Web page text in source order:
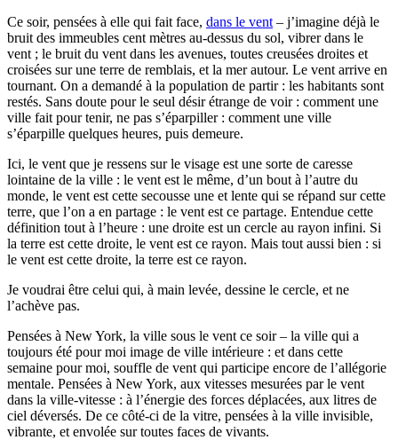
Ce soir, pensées à elle qui fait face, dans le vent – j’imagine déjà le
bruit des immeubles cent mètres au-dessus du sol, vibrer dans le
vent ; le bruit du vent dans les avenues, toutes creusées droites et
croisées sur une terre de remblais, et la mer autour. Le vent arrive en
tournant. On a demandé à la population de partir : les habitants sont
restés. Sans doute pour le seul désir étrange de voir : comment une
ville fait pour tenir, ne pas s’éparpiller : comment une ville
s’éparpille quelques heures, puis demeure.
Ici, le vent que je ressens sur le visage est une sorte de caresse
lointaine de la ville : le vent est le même, d’un bout à l’autre du
monde, le vent est cette secousse une et lente qui se répand sur cette
terre, que l’on a en partage : le vent est ce partage. Entendue cette
définition tout à l’heure : une droite est un cercle au rayon infini. Si
la terre est cette droite, le vent est ce rayon. Mais tout aussi bien : si
le vent est cette droite, la terre est ce rayon.
Je voudrai être celui qui, à main levée, dessine le cercle, et ne
l’achève pas.
Pensées à New York, la ville sous le vent ce soir – la ville qui a
toujours été pour moi image de ville intérieure : et dans cette
semaine pour moi, souffle de vent qui participe encore de l’allégorie
mentale. Pensées à New York, aux vitesses mesurées par le vent
dans la ville-vitesse : à l’énergie des forces déplacées, aux litres de
ciel déversés. De ce côté-ci de la vitre, pensées à la ville invisible,
vibrante, et envolée sur toutes faces de vivants.